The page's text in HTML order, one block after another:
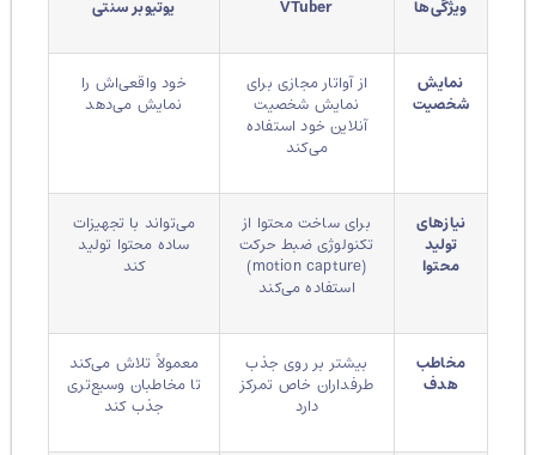
ویژگی‌ها VTuber یوتیوبر سنتی
نمایش
شخصیت
از آواتار مجازی برای
نمایش شخصیت
آنلاین خود استفاده
می‌کند
خود واقعی‌اش را
نمایش می‌دهد
نیازهای
محتوا
برای ساخت محتوا از
تکنولوژی ضبط حرکت
(motion capture)
استفاده می‌کند
می‌تواند با تجهیزات
ساده محتوا تولید
مخاطب
بیشتر بر روی جذب
طرفداران خاص تمرکز
معمولاً تلاش می‌کند
تا مخاطبان وسیع‌تری
جذب کند